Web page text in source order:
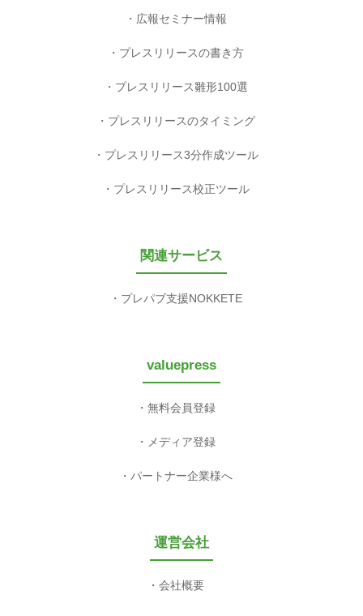
広報セミナー情報
プレスリリースの書き方
プレスリリース雛形100選
プレスリリースのタイミング
プレスリリース3分作成ツール
プレスリリース校正ツール
関連サービス
プレパブ支援NOKKETE
valuepress
無料会員登録
メディア登録
パートナー企業様へ
運営会社
会社概要